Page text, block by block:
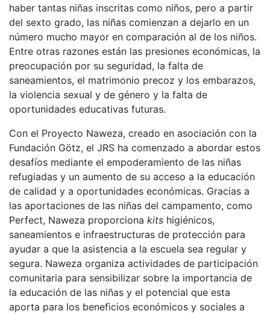
haber tantas niñas inscritas como niños, pero a partir
del sexto grado, las niñas comienzan a dejarlo en un
número mucho mayor en comparación al de los niños.
Entre otras razones están las presiones económicas, la
preocupación por su seguridad, la falta de
saneamientos, el matrimonio precoz y los embarazos,
la violencia sexual y de género y la falta de
oportunidades educativas futuras.
Con el Proyecto Naweza, creado en asociación con la
Fundación Götz, el JRS ha comenzado a abordar estos
desafíos mediante el empoderamiento de las niñas
refugiadas y un aumento de su acceso a la educación
de calidad y a oportunidades económicas. Gracias a
las aportaciones de las niñas del campamento, como
Perfect, Naweza proporciona kits higiénicos,
saneamientos e infraestructuras de protección para
ayudar a que la asistencia a la escuela sea regular y
segura. Naweza organiza actividades de participación
comunitaria para sensibilizar sobre la importancia de
la educación de las niñas y el potencial que esta
aporta para los beneficios económicos y sociales a